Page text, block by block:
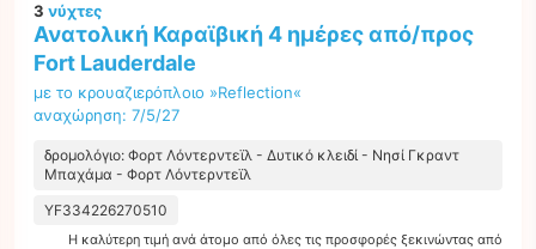
3 νύχτες
Ανατολική Καραϊβική 4 ημέρες από/προς
Fort Lauderdale
με το κρουαζιερόπλοιο »Reflection«
αναχώρηση: 7/5/27
δρομολόγιο: Φορτ Λόντερντεϊλ - Δυτικό κλειδί - Νησί Γκραντ
Μπαχάμα - Φορτ Λόντερντεϊλ
YF334226270510
Η καλύτερη τιμή ανά άτομο από όλες τις προσφορές ξεκινώντας από